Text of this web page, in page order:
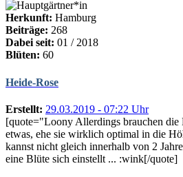
Herkunft: Hamburg
Beiträge: 268
Dabei seit: 01 / 2018
Blüten: 60
Heide-Rose
Erstellt: 29.03.2019 - 07:22 Uhr
[quote="Loony Allerdings brauchen die
etwas, ehe sie wirklich optimal in die
kannst nicht gleich innerhalb von 2
eine Blüte sich einstellt ... :wink[/quote]